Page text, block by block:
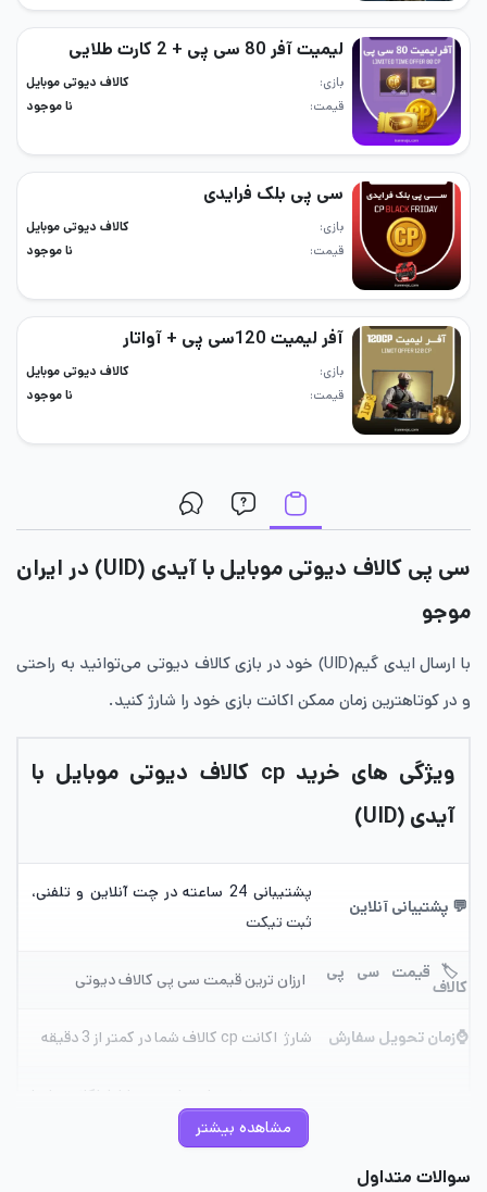
لیمیت آفر 80 سی پی + 2 کارت طلایی
بازی
کالاف دیوتی موبایل
قیمت
نا موجود
سی پی بلک فرایدی
بازی
کالاف دیوتی موبایل
قیمت
نا موجود
آفر لیمیت 120سی پی + آواتار
بازی
کالاف دیوتی موبایل
قیمت
نا موجود
سی پی کالاف دیوتی موبایل با آیدی (UID) در ایران
موجو
با ارسال ایدی گیم(UID) خود در بازی کالاف دیوتی می‌توانید به راحتی
و در کوتاهترین زمان ممکن اکانت بازی خود را شارژ کنید.
ویژگی های خرید cp کالاف دیوتی موبایل با
آیدی (UID)
💬 پشتیبانی آنلاین
پشتیبانی 24 ساعته در چت آنلاین و تلفنی،
ثبت تیکت
🏷️ قیمت سی پی
کالاف ارزان ترین قیمت سی پی کالاف دیوتی
⌚زمان تحویل سفارش شارژ اکانت cp کالاف شما در کمتر از 3 دقیقه
توسط پشتیبان سایت
مشاهده بیشتر
سوالات متداول